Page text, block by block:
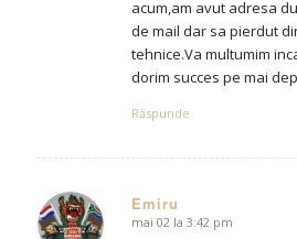
acum,am avut adresa
de mail dar sa pierdut
tehnice.Va multumim
dorim succes pe mai
Răspunde
Emiru
says:
mai 02 la 3:42 pm